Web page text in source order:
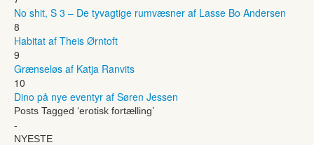
No shit, S 3 – De tyvagtige rumvæsner af Lasse Bo Andersen
8
Habitat af Theis Ørntoft
9
Grænseløs af Katja Ranvits
10
Dino på nye eventyr af Søren Jessen
Posts Tagged ‘erotisk fortælling’
-
NYESTE